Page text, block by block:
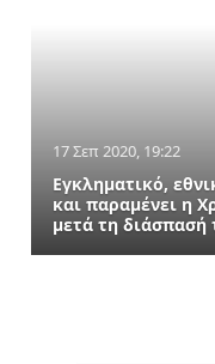
17 Σεπ 2020, 19:22
Εγκληματικό,
και παραμένει η
μετά τη διάσπασή